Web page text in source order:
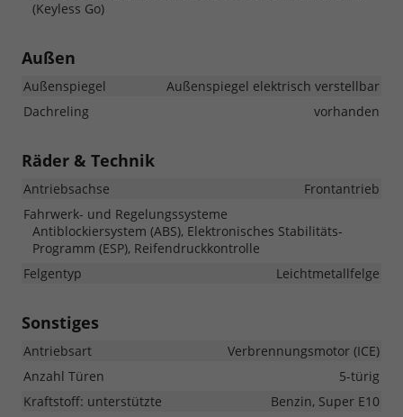
(Keyless Go)
Außen
Außenspiegel
Außenspiegel elektrisch verstellbar
Dachreling
vorhanden
Räder & Technik
Antriebsachse
Frontantrieb
Fahrwerk- und Regelungssysteme
Antiblockiersystem (ABS), Elektronisches Stabilitäts-
Programm (ESP), Reifendruckkontrolle
Felgentyp
Leichtmetallfelge
Sonstiges
Antriebsart
Verbrennungsmotor (ICE)
Anzahl Türen
5-türig
Kraftstoff: unterstützte
Benzin, Super E10